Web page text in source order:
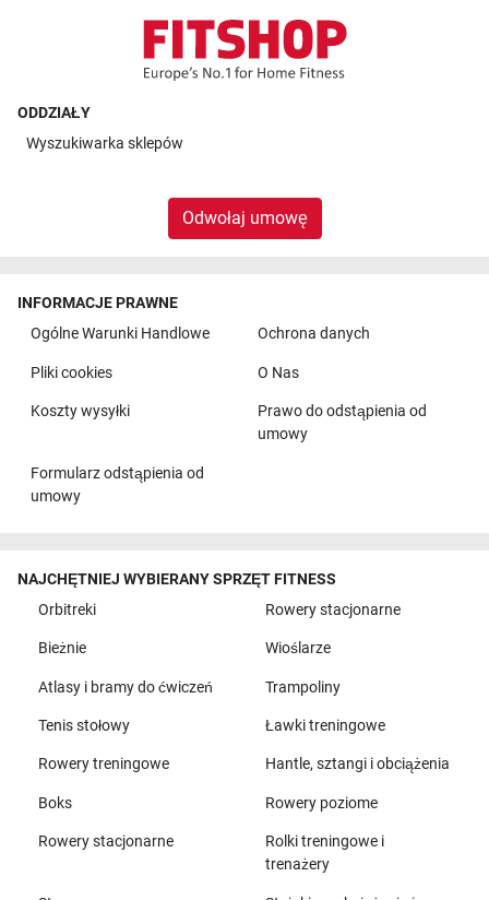
ODDZIAŁY
Wyszukiwarka sklepów
Odwołaj umowę
INFORMACJE PRAWNE
Ogólne Warunki Handlowe
Ochrona danych
Pliki cookies O Nas
Koszty wysyłki
Prawo do odstąpienia od
umowy
Formularz odstąpienia od
umowy
NAJCHĘTNIEJ WYBIERANY SPRZĘT FITNESS
Orbitreki
Rowery stacjonarne
Bieżnie Wioślarze
Atlasy i bramy do ćwiczeń Trampoliny
Tenis stołowy Ławki treningowe
Rowery treningowe Hantle, sztangi i obciążenia
Boks Rowery poziome
Rowery stacjonarne
Rolki treningowe i
trenażery